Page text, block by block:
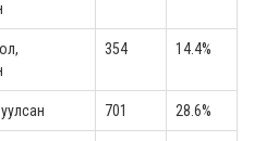
354 14.4%
701 28.6%